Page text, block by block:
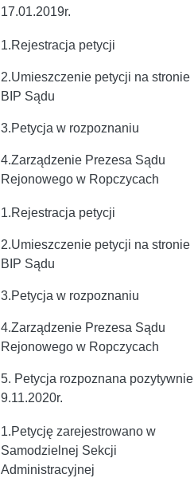
17.01.2019r.
1.Rejestracja petycji
2.Umieszczenie petycji na stronie
BIP Sądu
3.Petycja w rozpoznaniu
4.Zarządzenie Prezesa Sądu
Rejonowego w Ropczycach
1.Rejestracja petycji
2.Umieszczenie petycji na stronie
BIP Sądu
3.Petycja w rozpoznaniu
4.Zarządzenie Prezesa Sądu
Rejonowego w Ropczycach
5. Petycja rozpoznana pozytywnie
9.11.2020r.
1.Petycję zarejestrowano w
Samodzielnej Sekcji
Administracyjnej